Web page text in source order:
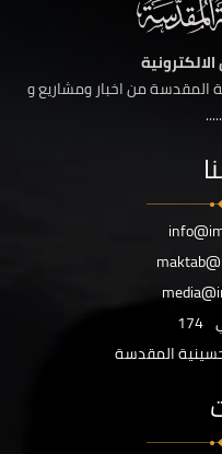
المقدسة من اخبار ومشاريع و
174
المقدسة